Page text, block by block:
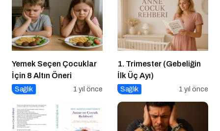
Yemek Seçen Çocuklar
İçin 8 Altın Öneri
Sağlık 1 yıl önce
1. Trimester (Gebeliğin
İlk Üç Ayı)
Sağlık 1 yıl önce